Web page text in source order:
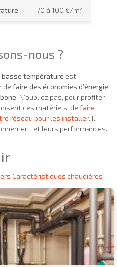
70 à 100 €/m2
nous ?
basse température est
de faire des économies d’énergie
. N’oubliez pas, pour profiter
ces matériels, de faire
réseau pour les installer. Il
et leurs performances.
Caractéristiques chaudières